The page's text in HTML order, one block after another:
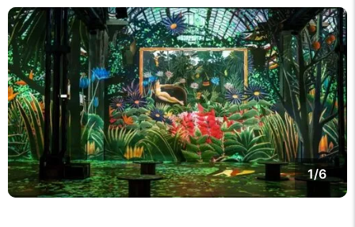
1/6